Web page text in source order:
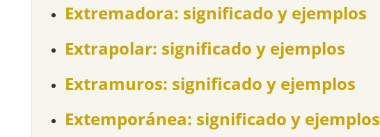
Extremadora: significado y ejemplos
Extrapolar: significado y ejemplos
Extramuros: significado y ejemplos
Extemporánea: significado y ejemplos